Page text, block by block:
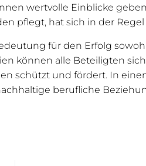
wertvolle Einblicke
pflegt, hat sich in der
für den Erfolg
können alle Beteiligten
schützt und fördert. In
berufliche